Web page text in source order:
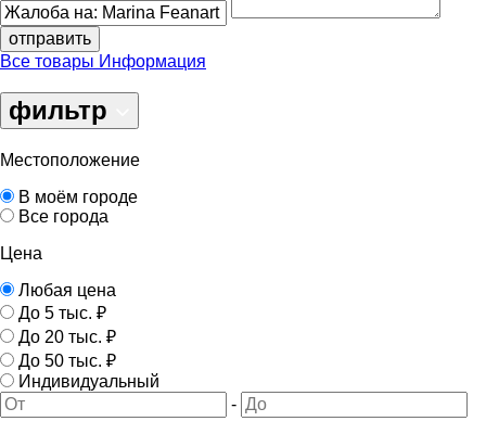
отправить
Все товары Информация
фильтр
Местоположение
В моём городе
Все города
Цена
Любая цена
До 5 тыс. ₽
До 20 тыс. ₽
До 50 тыс. ₽
Индивидуальный
-